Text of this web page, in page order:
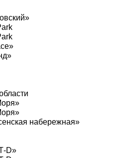
набережная»
D»